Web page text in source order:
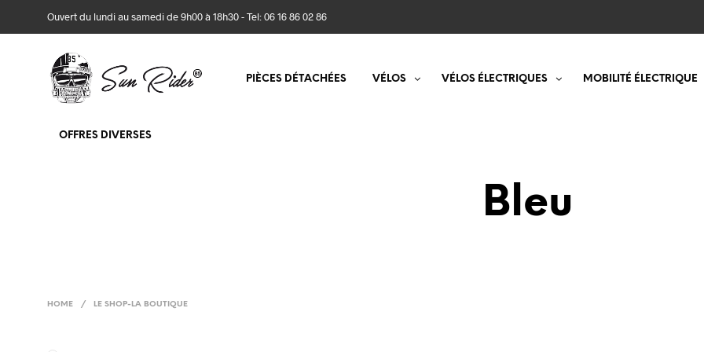
Ouvert du lundi au samedi de 9h00 à 18h30 - Tel: 06 16 86 02 86
PIÈCES DÉTACHÉES VÉLOS VÉLOS ÉLECTRIQUES MOBILITÉ ÉLECTRIQUE
OFFRES DIVERSES
Bleu
HOME / LE SHOP-LA BOUTIQUE